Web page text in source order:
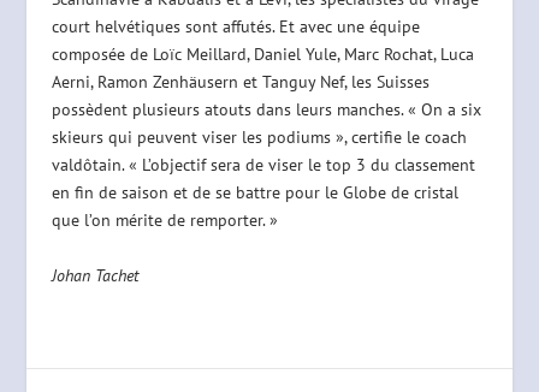
court helvétiques sont affutés. Et avec une équipe
composée de Loïc Meillard, Daniel Yule, Marc Rochat, Luca
Aerni, Ramon Zenhäusern et Tanguy Nef, les Suisses
possèdent plusieurs atouts dans leurs manches. « On a six
skieurs qui peuvent viser les podiums », certifie le coach
valdôtain. « L’objectif sera de viser le top 3 du classement
en fin de saison et de se battre pour le Globe de cristal
que l’on mérite de remporter. »
Johan Tachet